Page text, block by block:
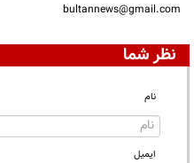
bultannews@gmail.com
نظر شما
نام
ایمیل